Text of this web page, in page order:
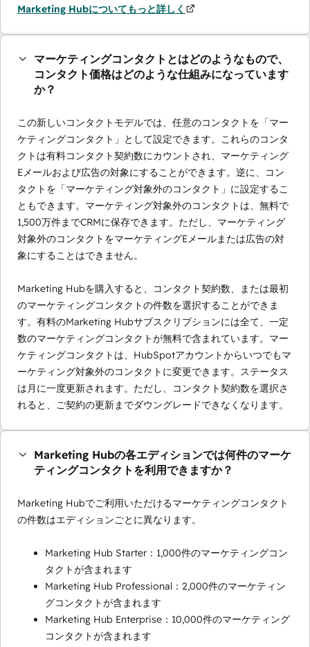
Marketing Hubについてもっと詳しく
マーケティングコンタクトとはどのようなもので、
コンタクト価格はどのような仕組みになっています
か？
この新しいコンタクトモデルでは、任意のコンタクトを「マー
ケティングコンタクト」として設定できます。これらのコンタ
クトは有料コンタクト契約数にカウントされ、マーケティング
Eメールおよび広告の対象にすることができます。逆に、コン
タクトを「マーケティング対象外のコンタクト」に設定するこ
ともできます。マーケティング対象外のコンタクトは、無料で
1,500万件までCRMに保存できます。ただし、マーケティング
対象外のコンタクトをマーケティングEメールまたは広告の対
象にすることはできません。
Marketing Hubを購入すると、コンタクト契約数、または最初
のマーケティングコンタクトの件数を選択することができま
す。有料のMarketing Hubサブスクリプションには全て、一定
数のマーケティングコンタクトが無料で含まれています。マー
ケティングコンタクトは、HubSpotアカウントからいつでもマ
ーケティング対象外のコンタクトに変更できます。ステータス
は月に一度更新されます。ただし、コンタクト契約数を選択さ
れると、ご契約の更新までダウングレードできなくなります。
Marketing Hubの各エディションでは何件のマーケ
ティングコンタクトを利用できますか？
Marketing Hubでご利用いただけるマーケティングコンタクト
の件数はエディションごとに異なります。
Marketing Hub Starter：1,000件のマーケティングコン
タクトが含まれます
Marketing Hub Professional：2,000件のマーケティン
グコンタクトが含まれます
Marketing Hub Enterprise：10,000件のマーケティング
コンタクトが含まれます